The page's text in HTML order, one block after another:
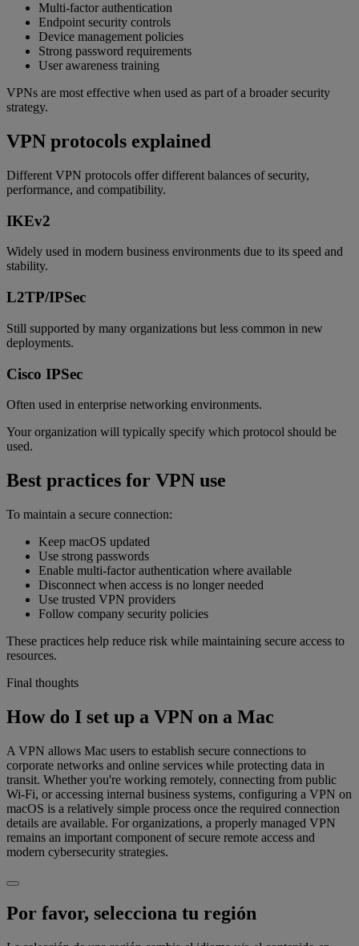
Multi-factor authentication
Endpoint security controls
Device management policies
Strong password requirements
User awareness training
VPNs are most effective when used as part of a broader security
strategy.
VPN protocols explained
Different VPN protocols offer different balances of security,
performance, and compatibility.
IKEv2
Widely used in modern business environments due to its speed and
stability.
L2TP/IPSec
Still supported by many organizations but less common in new
deployments.
Cisco IPSec
Often used in enterprise networking environments.
Your organization will typically specify which protocol should be
used.
Best practices for VPN use
To maintain a secure connection:
Keep macOS updated
Use strong passwords
Enable multi-factor authentication where available
Disconnect when access is no longer needed
Use trusted VPN providers
Follow company security policies
These practices help reduce risk while maintaining secure access to
resources.
Final thoughts
How do I set up a VPN on a Mac
A VPN allows Mac users to establish secure connections to
corporate networks and online services while protecting data in
transit. Whether you're working remotely, connecting from public
Wi-Fi, or accessing internal business systems, configuring a VPN on
macOS is a relatively simple process once the required connection
details are available. For organizations, a properly managed VPN
remains an important component of secure remote access and
modern cybersecurity strategies.
Por favor, selecciona tu región